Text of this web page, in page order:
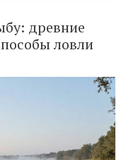
древние
ловли